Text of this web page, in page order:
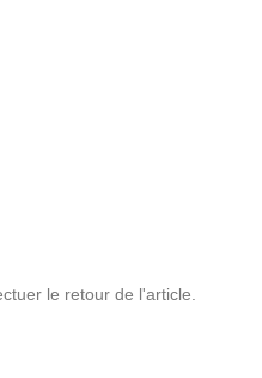
le retour de l'article.